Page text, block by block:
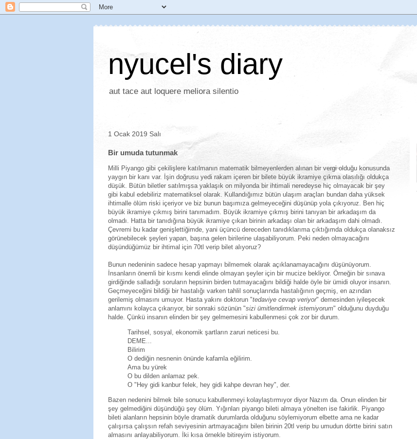
nyucel's diary
aut tace aut loquere meliora silentio
1 Ocak 2019 Salı
Bir umuda tutunmak
Milli Piyango gibi çekilişlere katılmanın matematik bilmeyenlerden alınan bir vergi olduğu konusunda
yaygın bir kanı var. İşin doğrusu yedi rakam içeren bir bilete büyük ikramiye çıkma olasılığı oldukça
düşük. Bütün biletler satılmışsa yaklaşık on milyonda bir ihtimali neredeyse hiç olmayacak bir şey
gibi kabul edebiliriz matematiksel olarak. Kullandığımız bütün ulaşım araçları bundan daha yüksek
ihtimalle ölüm riski içeriyor ve biz bunun başımıza gelmeyeceğini düşünüp yola çıkıyoruz. Ben hiç
büyük ikramiye çıkmış birini tanımadım. Büyük ikramiye çıkmış birini tanıyan bir arkadaşım da
olmadı. Hatta bir tanıdığına büyük ikramiye çıkan birinin arkadaşı olan bir arkadaşım dahi olmadı.
Çevremi bu kadar genişlettiğimde, yani üçüncü dereceden tanıdıklarıma çıktığımda oldukça olanaksız
görünebilecek şeyleri yapan, başına gelen birilerine ulaşabiliyorum. Peki neden olmayacağını
düşündüğümüz bir ihtimal için 70tl verip bilet alıyoruz?
Bunun nedeninin sadece hesap yapmayı bilmemek olarak açıklanamayacağını düşünüyorum.
İnsanların önemli bir kısmı kendi elinde olmayan şeyler için bir mucize bekliyor. Örneğin bir sınava
girdiğinde salladığı soruların hepsinin birden tutmayacağını bildiği halde öyle bir ümidi oluyor insanın.
Geçmeyeceğini bildiği bir hastalığı varken tahlil sonuçlarında hastalığının geçmiş, en azından
gerilemiş olmasını umuyor. Hasta yakını doktorun "tedaviye cevap veriyor" demesinden iyileşecek
anlamını kolayca çıkarıyor, bir sonraki sözünün "sizi ümitlendirmek istemiyorum" olduğunu duyduğu
halde. Çünkü insanın elinden bir şey gelmemesini kabullenmesi çok zor bir durum.
Tarihsel, sosyal, ekonomik şartların zaruri neticesi bu.
DEME...
Bilirim
O dediğin nesnenin önünde kafamla eğilirim.
Ama bu yürek
O bu dilden anlamaz pek.
O "Hey gidi kanbur felek, hey gidi kahpe devran hey", der.
Bazen nedenini bilmek bile sonucu kabullenmeyi kolaylaştırmıyor diyor Nazım da. Onun elinden bir
şey gelmediğini düşündüğü şey ölüm. Yığınları piyango bileti almaya yönelten ise fakirlik. Piyango
bileti alanların hepsinin böyle dramatik durumlarda olduğunu söylemiyorum elbette ama ne kadar
çalışırsa çalışsın refah seviyesinin artmayacağını bilen birinin 20tl verip bu umudun dörtte birini satın
almasını anlayabiliyorum. İki kısa örnekle bitireyim istiyorum.